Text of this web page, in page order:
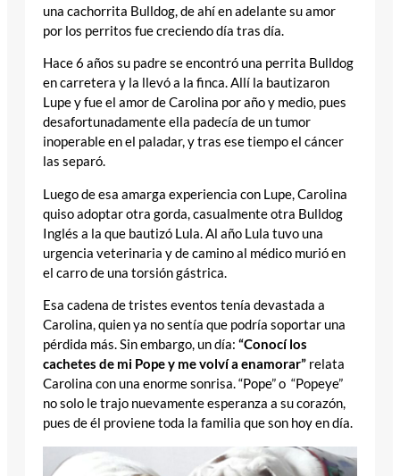
una cachorrita Bulldog, de ahí en adelante su amor
por los perritos fue creciendo día tras día.
Hace 6 años su padre se encontró una perrita Bulldog
en carretera y la llevó a la finca. Allí la bautizaron
Lupe y fue el amor de Carolina por año y medio, pues
desafortunadamente ella padecía de un tumor
inoperable en el paladar, y tras ese tiempo el cáncer
las separó.
Luego de esa amarga experiencia con Lupe, Carolina
quiso adoptar otra gorda, casualmente otra Bulldog
Inglés a la que bautizó Lula. Al año Lula tuvo una
urgencia veterinaria y de camino al médico murió en
el carro de una torsión gástrica.
Esa cadena de tristes eventos tenía devastada a
Carolina, quien ya no sentía que podría soportar una
pérdida más. Sin embargo, un día: “Conocí los
cachetes de mi Pope y me volví a enamorar” relata
Carolina con una enorme sonrisa. “Pope” o “Popeye”
no solo le trajo nuevamente esperanza a su corazón,
pues de él proviene toda la familia que son hoy en día.